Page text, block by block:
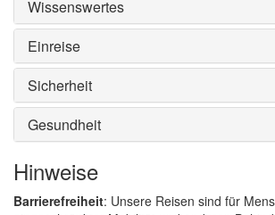
Wissenswertes
Einreise
Sicherheit
Gesundheit
Hinweise
Barrierefreiheit: Unsere Reisen sind für